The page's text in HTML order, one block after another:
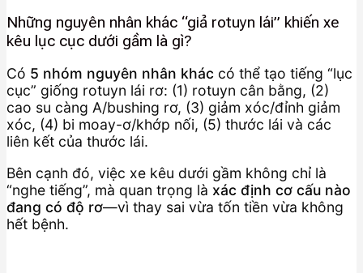
Những nguyên nhân khác “giả rotuyn lái” khiến xe
kêu lục cục dưới gầm là gì?
Có 5 nhóm nguyên nhân khác có thể tạo tiếng “lục
cục” giống rotuyn lái rơ: (1) rotuyn cân bằng, (2)
cao su càng A/bushing rơ, (3) giảm xóc/đỉnh giảm
xóc, (4) bi moay-ơ/khớp nối, (5) thước lái và các
liên kết của thước lái.
Bên cạnh đó, việc xe kêu dưới gầm không chỉ là
“nghe tiếng”, mà quan trọng là xác định cơ cấu nào
đang có độ rơ—vì thay sai vừa tốn tiền vừa không
hết bệnh.